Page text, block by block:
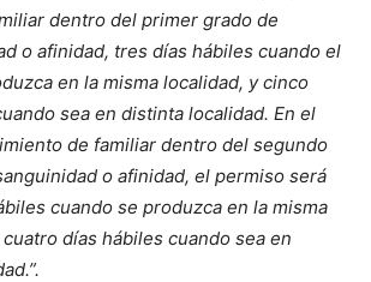
dentro del primer grado de
o afinidad, tres días hábiles cuando el
en la misma localidad, y cinco
sea en distinta localidad. En el
de familiar dentro del segundo
o afinidad, el permiso será
cuando se produzca en la misma
días hábiles cuando sea en